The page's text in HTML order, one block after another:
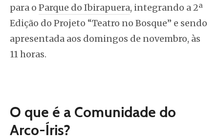
para o Parque do Ibirapuera, integrando a 2ª
Edição do Projeto “Teatro no Bosque” e sendo
apresentada aos domingos de novembro, às
11 horas.
O que é a Comunidade do
Arco-Íris?